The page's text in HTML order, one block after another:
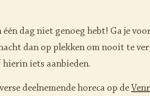
dag niet genoeg hebt! Ga je
dan op plekken om nooit te
iets aanbieden.
deelnemende horeca op de